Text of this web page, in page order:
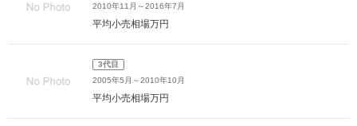
2010年11月～2016年7月
平均小売相場万円
3代目
2005年5月～2010年10月
平均小売相場万円